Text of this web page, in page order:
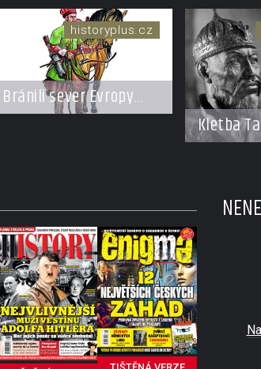
Bránili sever Evropy
muslimští Lipkové?
historyplus.cz
Kletba
hrobky:
nebo